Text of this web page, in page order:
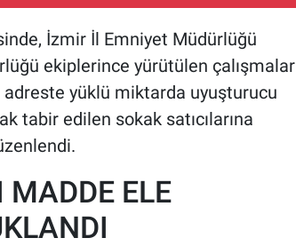
İzmir İl Emniyet Müdürlüğü
ekiplerince yürütülen çalışmalar
yüklü miktarda uyuşturucu
tabir edilen sokak satıcılarına
ELE